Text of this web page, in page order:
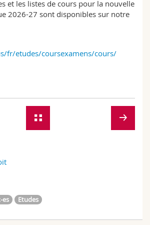
et les listes de cours pour la nouvelle
2026-27 sont disponibles sur notre
fr/etudes/coursexamens/cours/
es Etudes